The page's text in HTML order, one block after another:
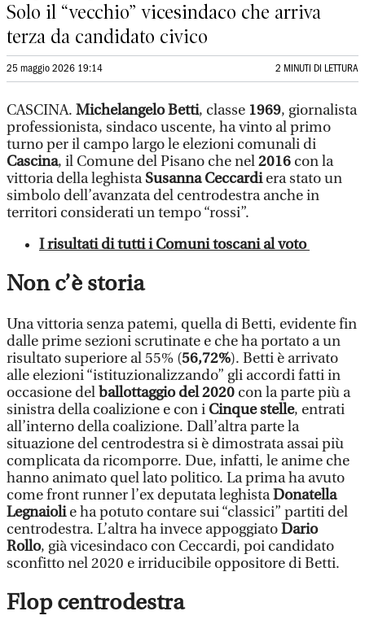
Solo il “vecchio” vicesindaco che arriva
terza da candidato civico
25 maggio 2026 19:14 2 MINUTI DI LETTURA
CASCINA. Michelangelo Betti, classe 1969, giornalista
professionista, sindaco uscente, ha vinto al primo
turno per il campo largo le elezioni comunali di
Cascina, il Comune del Pisano che nel2016 con la
vittoria della leghistaSusanna Ceccardiera stato un
simbolo dell’avanzata del centrodestra anche in
territori considerati un tempo “rossi”.
I risultati di tutti i Comuni toscani al voto
Non c’è storia
Una vittoria senza patemi, quella di Betti, evidente fin
dalle prime sezioni scrutinate e che ha portato a un
risultato superiore al 55% (56,72%). Betti è arrivato
alle elezioni “istituzionalizzando” gli accordi fatti in
occasione delballottaggio del 2020 con la parte più a
sinistra della coalizione e con i Cinque stelle, entrati
all’interno della coalizione. Dall’altra parte la
situazione del centrodestra si è dimostrata assai più
complicata da ricomporre. Due, infatti, le anime che
hanno animato quel lato politico. La prima ha avuto
come front runner l’ex deputata leghistaDonatella
Legnaiolie ha potuto contare sui “classici” partiti del
centrodestra. L’altra ha invece appoggiatoDario
Rollo, già vicesindaco con Ceccardi, poi candidato
sconfitto nel 2020 e irriducibile oppositore di Betti.
Flop centrodestra